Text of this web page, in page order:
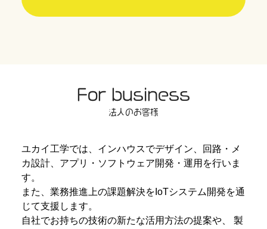
For business
法人のお客様
ユカイ工学では、インハウスでデザイン、回路・メ
カ設計、アプリ・ソフトウェア開発・運用を行いま
す。
また、業務推進上の課題解決をIoTシステム開発を通
じて支援します。
自社でお持ちの技術の新たな活用方法の提案や、
製